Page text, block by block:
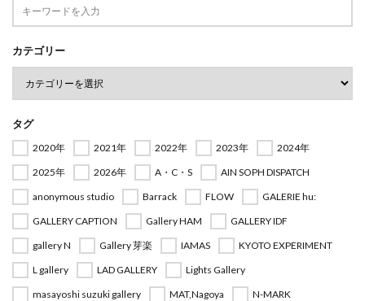
カテゴリー
タグ
2020年 2021年 2022年 2023年
2024年
2025年
2026年 A・C・S
AIN SOPH DISPATCH
anonymous studio
Barrack FLOW
GALERIE hu:
GALLERY CAPTION
Gallery HAM
GALLERY IDF
gallery N
Gallery 芽楽 IAMAS
KYOTO EXPERIMENT
L gallery
LAD GALLERY
Lights Gallery
masayoshi suzuki gallery
MAT,Nagoya
N-MARK